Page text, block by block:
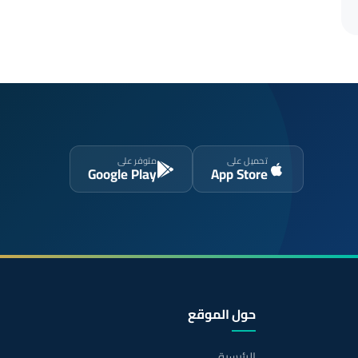
تحميل على
App Store
متوفر على
Google Play
حول الموقع